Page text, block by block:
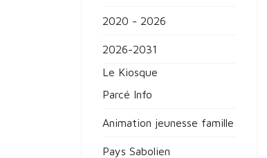
2020 - 2026
2026-2031
Le Kiosque
Parcé Info
Animation jeunesse famille
Pays Sabolien